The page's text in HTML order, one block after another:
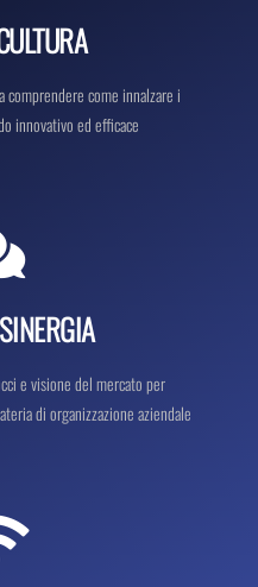
come innalzare i
innovativo ed efficace
e visione del mercato per
di organizzazione aziendale